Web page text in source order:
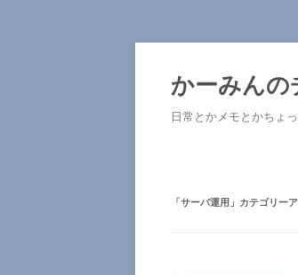
テ
ン
ツ
へ
ス
かーみんの
日常とかメモとかちょ
「サーバ運用 」カテゴリー